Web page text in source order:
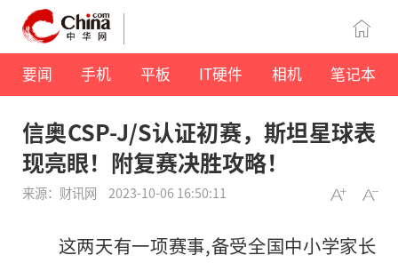
要闻 手机 平板 IT硬件 相机 笔记本
信奥CSP-J/S认证初赛，斯坦星球表
现亮眼！附复赛决胜攻略！
来源：财讯网 2023-10-06 16:50:11
这两天有一项赛事,备受全国中小学家长